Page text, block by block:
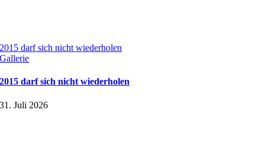
2015 darf sich nicht wiederholen
Gallerie
2015 darf sich nicht wiederholen
31. Juli 2026